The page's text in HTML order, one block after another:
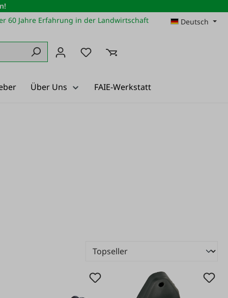
60 Jahre Erfahrung in der Landwirtschaft Deutsch
Du hast 0 Produkte auf dem
Über Uns FAIE-Werkstatt